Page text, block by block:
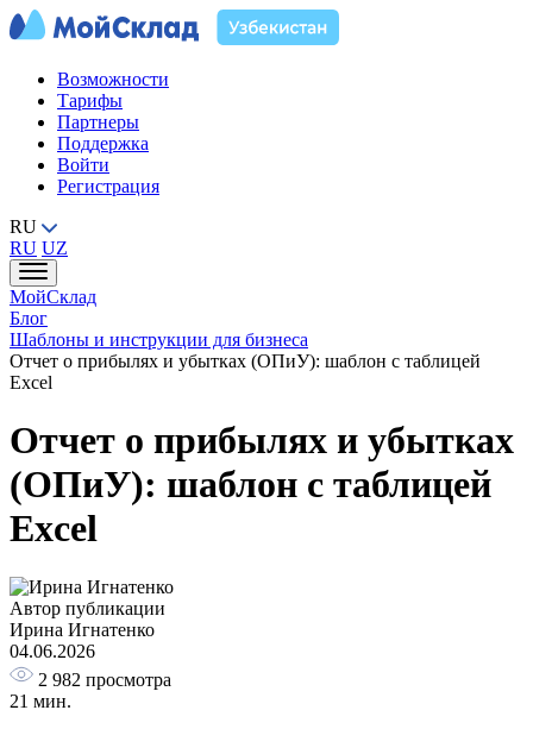
Возможности
Тарифы
Партнеры
Поддержка
Войти
Регистрация
RU
RU UZ
МойСклад
Блог
Шаблоны и инструкции для бизнеса
Отчет о прибылях и убытках (ОПиУ): шаблон с таблицей
Excel
Отчет о прибылях и убытках
(ОПиУ): шаблон с таблицей
Excel
Автор публикации
Ирина Игнатенко
04.06.2026
2 982 просмотра
21 мин.